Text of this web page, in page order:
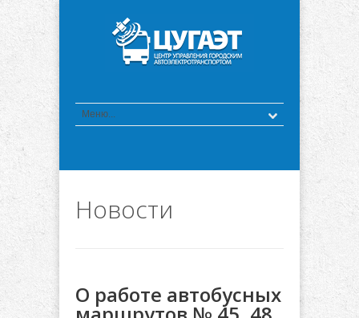
Новости
О работе автобусных